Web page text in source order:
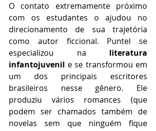
O contato extremamente próximo
com os estudantes o ajudou no
direcionamento de sua trajetória
como autor ficcional. Puntel se
especializou na literatura
infantojuvenil e se transformou em
um dos principais escritores
brasileiros nesse gênero. Ele
produziu vários romances (que
podem ser chamados também de
novelas sem que ninguém fique